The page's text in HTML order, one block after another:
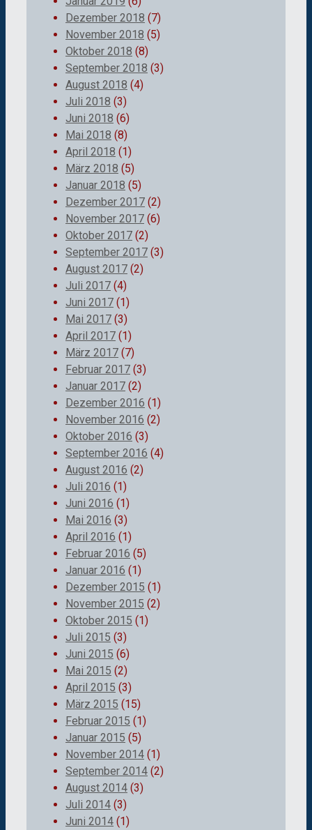
Dezember 2018 (7)
November 2018 (5)
Oktober 2018 (8)
September 2018 (3)
August 2018 (4)
Juli 2018 (3)
Juni 2018 (6)
Mai 2018 (8)
April 2018 (1)
März 2018 (5)
Januar 2018 (5)
Dezember 2017 (2)
November 2017 (6)
Oktober 2017 (2)
September 2017 (3)
August 2017 (2)
Juli 2017 (4)
Juni 2017 (1)
Mai 2017 (3)
April 2017 (1)
März 2017 (7)
Februar 2017 (3)
Januar 2017 (2)
Dezember 2016 (1)
November 2016 (2)
Oktober 2016 (3)
September 2016 (4)
August 2016 (2)
Juli 2016 (1)
Juni 2016 (1)
Mai 2016 (3)
April 2016 (1)
Februar 2016 (5)
Januar 2016 (1)
Dezember 2015 (1)
November 2015 (2)
Oktober 2015 (1)
Juli 2015 (3)
Juni 2015 (6)
Mai 2015 (2)
April 2015 (3)
März 2015 (15)
Februar 2015 (1)
Januar 2015 (5)
November 2014 (1)
September 2014 (2)
August 2014 (3)
Juli 2014 (3)
Juni 2014 (1)